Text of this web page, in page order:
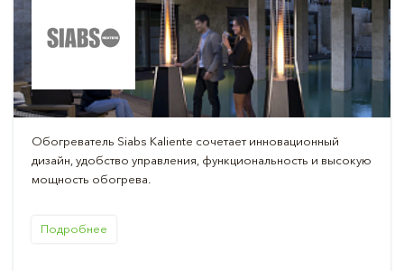
Обогреватель Siabs Kaliente сочетает инновационный
дизайн, удобство управления, функциональность и высокую
мощность обогрева.
Подробнее